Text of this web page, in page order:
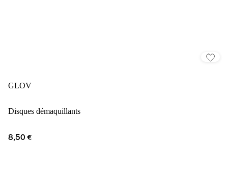
GLOV
Disques démaquillants
8,50 €